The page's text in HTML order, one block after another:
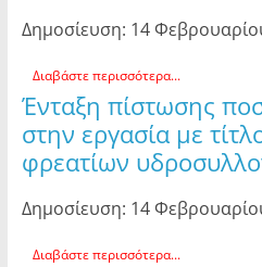
Δημοσίευση: 14
Διαβάστε περισσότερα...
Ένταξη πίστωσης
στην εργασία με
φρεατίων
Δημοσίευση: 14
Διαβάστε περισσότερα...